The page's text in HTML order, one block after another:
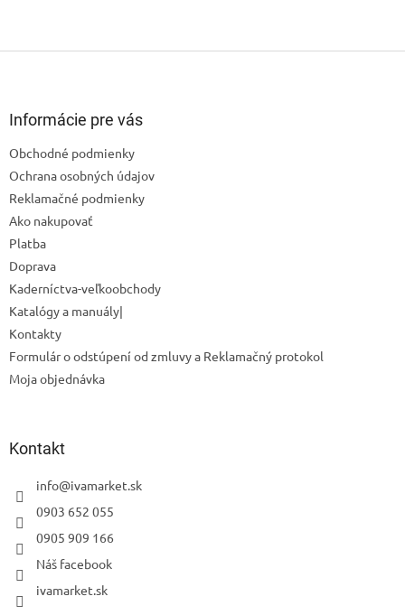
5
Informácie pre vás
Obchodné podmienky
Ochrana osobných údajov
Reklamačné podmienky
Ako nakupovať
Platba
Doprava
Kaderníctva-veľkoobchody
Katalógy a manuály|
Kontakty
Formulár o odstúpení od zmluvy a Reklamačný protokol
Moja objednávka
Kontakt
info@ivamarket.sk
0903 652 055
0905 909 166
Náš facebook
ivamarket.sk